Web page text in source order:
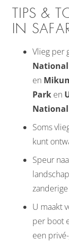
TIPS &
IN
Vlieg per
en
Park en
Soms
kunt
Speur
U maakt
per boot
een